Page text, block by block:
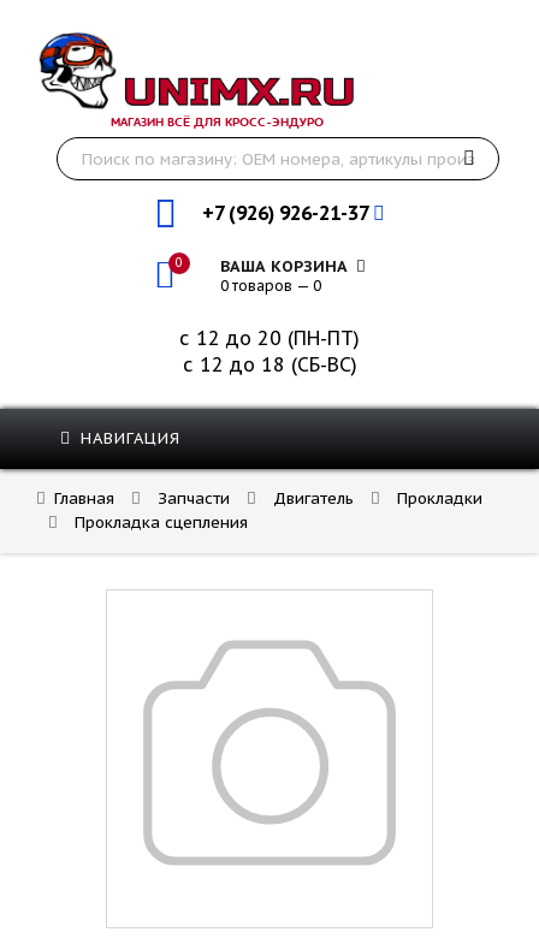
МАГАЗИН ВСЁ ДЛЯ КРОСС-ЭНДУРО
+7 (926) 926-21-37
0 ВАША КОРЗИНА
0 товаров — 0
с 12 до 20 (ПН-ПТ)
с 12 до 18 (СБ-ВС)
НАВИГАЦИЯ
Главная Запчасти Двигатель
Прокладки
Прокладка сцепления